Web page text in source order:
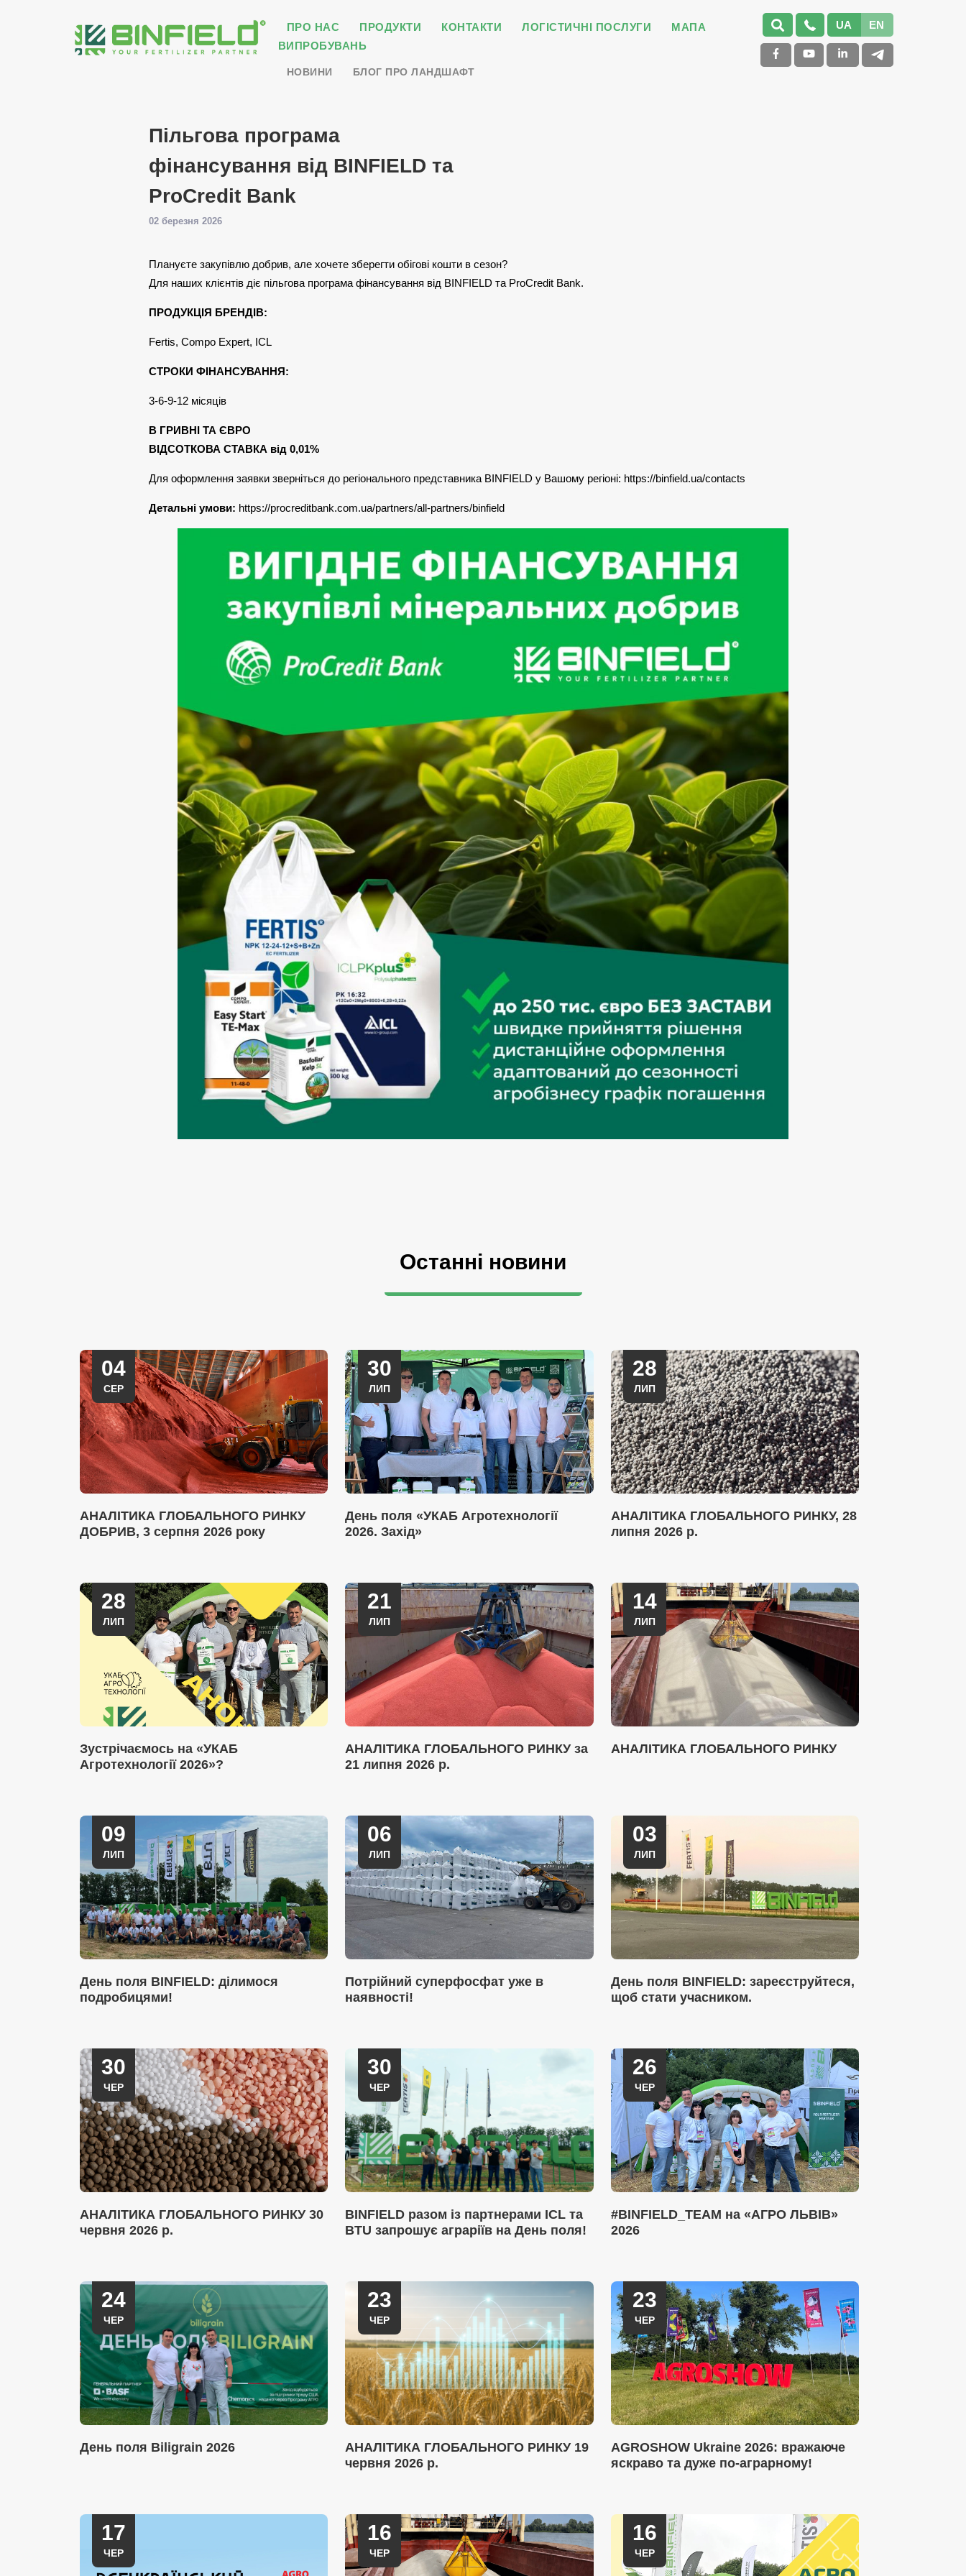
ПРО НАС ПРОДУКТИ КОНТАКТИ ЛОГІСТИЧНІ ПОСЛУГИ
МАПА
ВИПРОБУВАНЬ
НОВИНИ БЛОГ ПРО ЛАНДШАФТ
UA EN
Пільгова програма
фінансування від BINFIELD та
ProCredit Bank
02 березня 2026
Плануєте закупівлю добрив, але хочете зберегти обігові кошти в сезон?
Для наших клієнтів діє пільгова програма фінансування від BINFIELD та ProCredit Bank.
ПРОДУКЦІЯ БРЕНДІВ:
Fertis, Compo Expert, ICL
СТРОКИ ФІНАНСУВАННЯ:
3-6-9-12 місяців
В ГРИВНІ ТА ЄВРО
ВІДСОТКОВА СТАВКА від 0,01%
Для оформлення заявки зверніться до регіонального представника BINFIELD у Вашому регіоні: https://binfield.ua/contacts
Детальні умови: https://procreditbank.com.ua/partners/all-partners/binfield
Останні новини
04
СЕР
АНАЛІТИКА ГЛОБАЛЬНОГО РИНКУ
ДОБРИВ, 3 серпня 2026 року
30
ЛИП
День поля «УКАБ Агротехнології
2026. Захід»
28
ЛИП
АНАЛІТИКА ГЛОБАЛЬНОГО РИНКУ, 28
липня 2026 р.
28
ЛИП
Зустрічаємось на «УКАБ
Агротехнології 2026»?
21
ЛИП
АНАЛІТИКА ГЛОБАЛЬНОГО РИНКУ за
21 липня 2026 р.
14
ЛИП
АНАЛІТИКА ГЛОБАЛЬНОГО РИНКУ
09
ЛИП
День поля BINFIELD: ділимося
подробицями!
06
ЛИП
Потрійний суперфосфат уже в
наявності!
03
ЛИП
День поля BINFIELD: зареєструйтеся,
щоб стати учасником.
30
ЧЕР
АНАЛІТИКА ГЛОБАЛЬНОГО РИНКУ 30
червня 2026 р.
30
ЧЕР
BINFIELD разом із партнерами ICL та
BTU запрошує аграріїв на День поля!
26
ЧЕР
#BINFIELD_TEAM на «АГРО ЛЬВІВ»
2026
24
ЧЕР
День поля Biligrain 2026
23
ЧЕР
АНАЛІТИКА ГЛОБАЛЬНОГО РИНКУ 19
червня 2026 р.
23
ЧЕР
AGROSHOW Ukraine 2026: вражаюче
яскраво та дуже по-аграрному!
17
ЧЕР
16
ЧЕР
16
ЧЕР